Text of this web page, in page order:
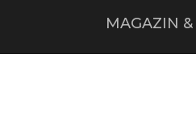
MAGAZIN